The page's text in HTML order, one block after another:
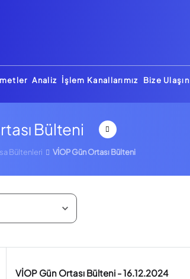
Analiz İşlem Kanallarımız Bize Ulaşın
Bülteni
Bültenleri VİOP Gün Ortası Bülteni
VİOP Gün Ortası Bülteni - 16.12.2024